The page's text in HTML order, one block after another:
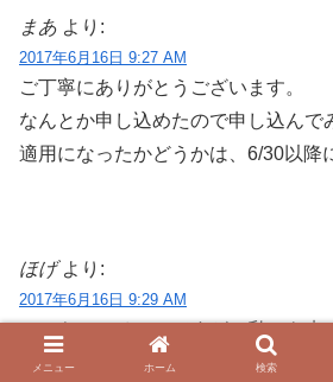
まあ より:
2017年6月16日 9:27 AM
ご丁寧にありがとうございます。
なんとか申し込めたので申し込んで
適用になったかどうかは、6/30以降
ほげ より:
2017年6月16日 9:29 AM
このキャンペーンですが、私にも来
したが、今朝来ました。
メニュー ホーム 検索